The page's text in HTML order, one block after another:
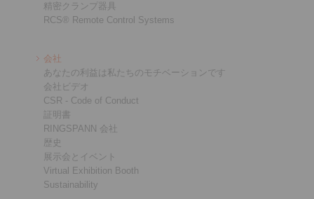
精密クランプ器具
RCS® Remote Control Systems
会社
あなたの利益は私たちのモチベーションです
会社ビデオ
CSR - Code of Conduct
証明書
RINGSPANN 会社
歴史
展示会とイベント
Virtual Exhibition Booth
Sustainability